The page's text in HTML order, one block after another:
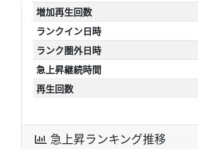
増加再生回数
ランクイン日時
ランク圏外日時
急上昇継続時間
再生回数
急上昇ランキング推移